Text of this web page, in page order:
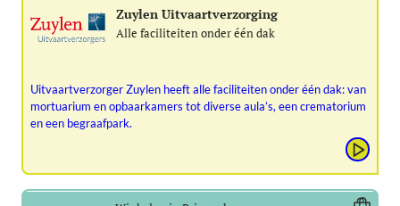
Zuylen Uitvaartverzorging
Alle faciliteiten onder één dak
Uitvaartverzorger Zuylen heeft alle faciliteiten onder één dak: van
mortuarium en opbaarkamers tot diverse aula’s, een crematorium
en een begraafpark.